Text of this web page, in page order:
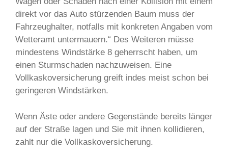
direkt vor das Auto stürzenden Baum muss der
Fahrzeughalter, notfalls mit konkreten Angaben vom
Wetteramt untermauern.“ Des Weiteren müsse
mindestens Windstärke 8 geherrscht haben, um
einen Sturmschaden nachzuweisen. Eine
Vollkaskoversicherung greift indes meist schon bei
geringeren Windstärken.
Wenn Äste oder andere Gegenstände bereits länger
auf der Straße lagen und Sie mit ihnen kollidieren,
zahlt nur die Vollkaskoversicherung.